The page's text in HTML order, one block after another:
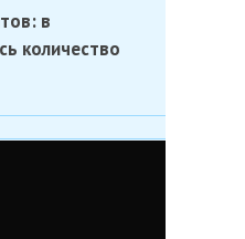
в
количество